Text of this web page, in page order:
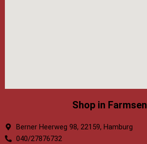
Shop in Farmsen
Berner Heerweg 98, 22159, Hamburg
040/27876732